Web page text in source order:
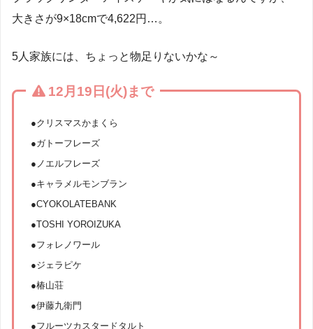
大きさが9×18cmで4,622円…。
5人家族には、ちょっと物足りないかな～
12月19日(火)まで
●クリスマスかまくら
●ガトーフレーズ
●ノエルフレーズ
●キャラメルモンブラン
●CYOKOLATEBANK
●TOSHI YOROIZUKA
●フォレノワール
●ジェラピケ
●椿山荘
●伊藤九衛門
●フルーツカスタードタルト